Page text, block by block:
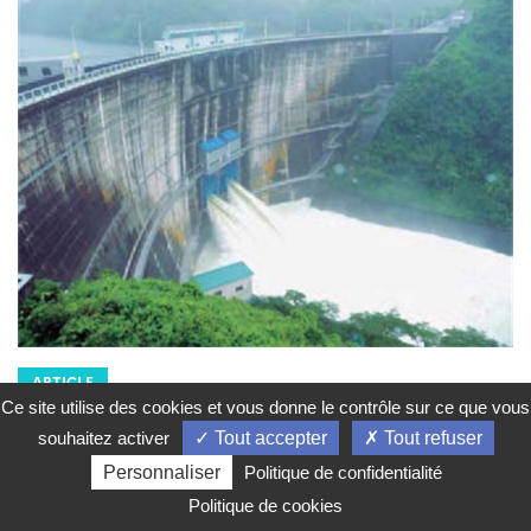
ARTICLE
Actualités Japon - Énergie,
Environnement, Transport,
Construction - Août 2018 (I)
Rédigé par : Pôle Développement durable - SER de Tokyo
août 2018
Ce site utilise des cookies et vous donne le contrôle sur ce que vous
souhaitez activer
Tout accepter
Tout refuser
Personnaliser
Politique de confidentialité
Politique de cookies